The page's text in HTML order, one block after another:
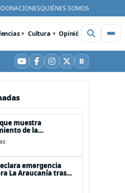
DONACIONESQUIÉNES SOMOS
Cultura Opinión Videos
YouTube
Facebook
Instagram
X BBluesky
muestra
de la
Artículo 1 consagra
seguridad nacional y
emergencia
La Araucanía tras
pasos de sistemas